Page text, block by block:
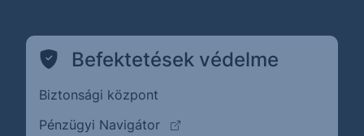
Befektetések védelme
Biztonsági központ
Pénzügyi Navigátor
(külső oldalra ugrik)